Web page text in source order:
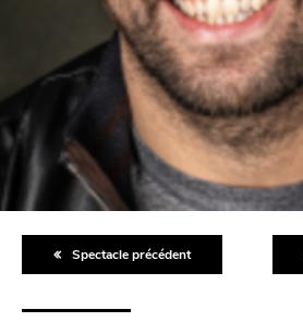
Spectacle précédent